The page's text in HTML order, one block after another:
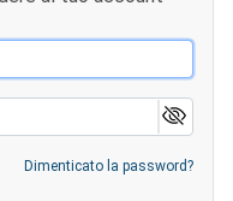
Dimenticato la password?